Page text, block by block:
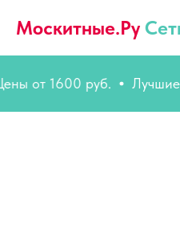
Москитные.Ру
1600 руб. Лучшие